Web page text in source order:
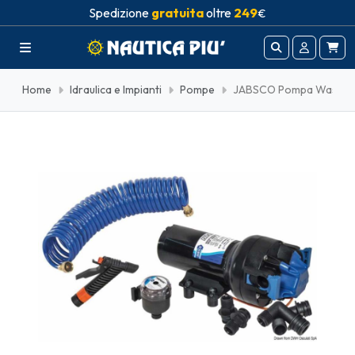
Spedizione gratuitaoltre 249€
Home Idraulica e Impianti Pompe JABSCO Pompa